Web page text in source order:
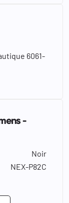
6061-
-
Noir
NEX-P82C